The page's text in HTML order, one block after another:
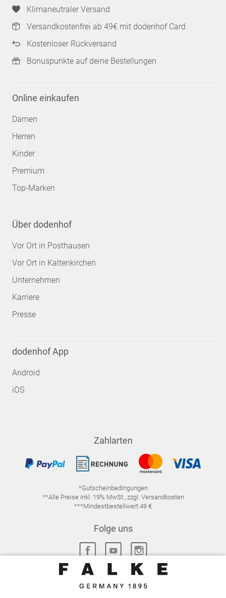
Klimaneutraler Versand
Versandkostenfrei ab 49€ mit dodenhof Card
Kostenloser Rückversand
Bonuspunkte auf deine Bestellungen
Online einkaufen
Damen
Herren
Kinder
Premium
Top-Marken
Über dodenhof
Vor Ort in Posthausen
Vor Ort in Kaltenkirchen
Unternehmen
Karriere
Presse
dodenhof App
Android
iOS
Zahlarten
*Gutscheinbedingungen
**Alle Preise inkl. 19% MwSt., zzgl. Versandkosten
***Mindestbestellwert 49 €
Folge uns